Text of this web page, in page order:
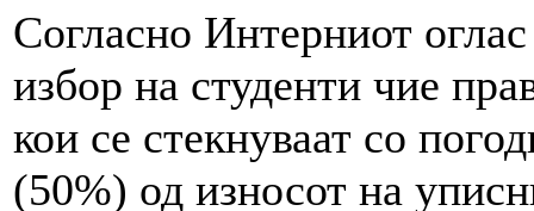
Согласно Интерниот
избор на студенти чие
кои се стекнуваат со
(50%) од износот на